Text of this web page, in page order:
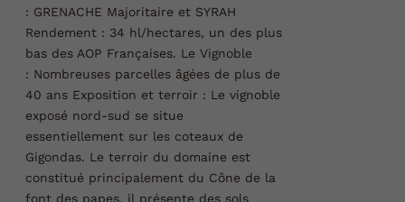
: GRENACHE Majoritaire et SYRAH
Rendement : 34 hl/hectares, un des plus
bas des AOP Françaises. Le Vignoble
: Nombreuses parcelles âgées de plus de
40 ans Exposition et terroir : Le vignoble
exposé nord-sud se situe
essentiellement sur les coteaux de
Gigondas. Le terroir du domaine est
constitué principalement du Cône de la
font des papes, il présente des sols